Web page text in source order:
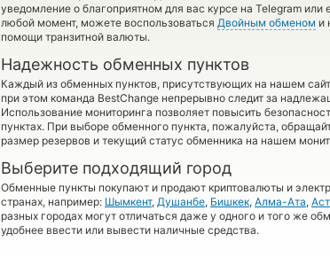
уведомление о благоприятном для вас курсе на Telegram
любой момент, можете воспользоваться Двойным обменом и
помощи транзитной валюты.
Надежность обменных пунктов
Каждый из обменных пунктов, присутствующих на нашем
при этом команда BestChange непрерывно следит за
Использование мониторинга позволяет повысить
пунктах. При выборе обменного пункта, пожалуйста,
размер резервов и текущий статус обменника на нашем
Выберите подходящий город
Обменные пункты покупают и продают криптовалюты и
странах, например: Шымкент, Душанбе, Бишкек, Алма-Ата,
разных городах могут отличаться даже у одного и того же
удобнее ввести или вывести наличные средства.